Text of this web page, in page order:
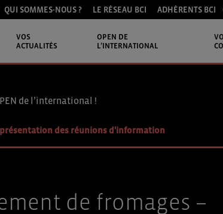
QUI SOMMES-NOUS ? LE RÉSEAU BCI ADHÉRENTS BCI
VOS
ACTUALITÉS
OPEN DE
L’INTERNATIONAL
de l’international !
des réunions d'information
de fromages –